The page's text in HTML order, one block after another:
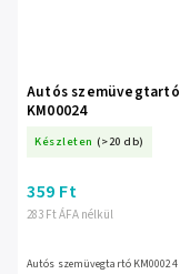
Autós szemüvegtartó
KM00024
Készleten (>20 db)
283 Ft ÁFA nélkül
359 Ft
Autós szemüvegtartó KM00024